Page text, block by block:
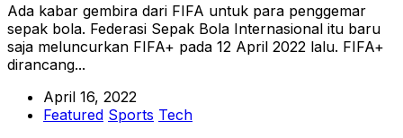
Ada kabar gembira dari FIFA untuk para penggemar
sepak bola. Federasi Sepak Bola Internasional itu baru
saja meluncurkan FIFA+ pada 12 April 2022 lalu. FIFA+
dirancang...
April 16, 2022
Featured Sports Tech